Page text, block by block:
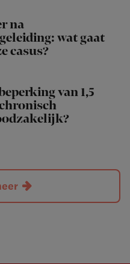
na
wat gaat
casus?
van 1,5